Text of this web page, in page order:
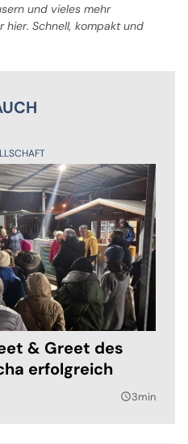
und vieles mehr
hier. Schnell, kompakt und
& Greet des
erfolgreich
query_builder3min